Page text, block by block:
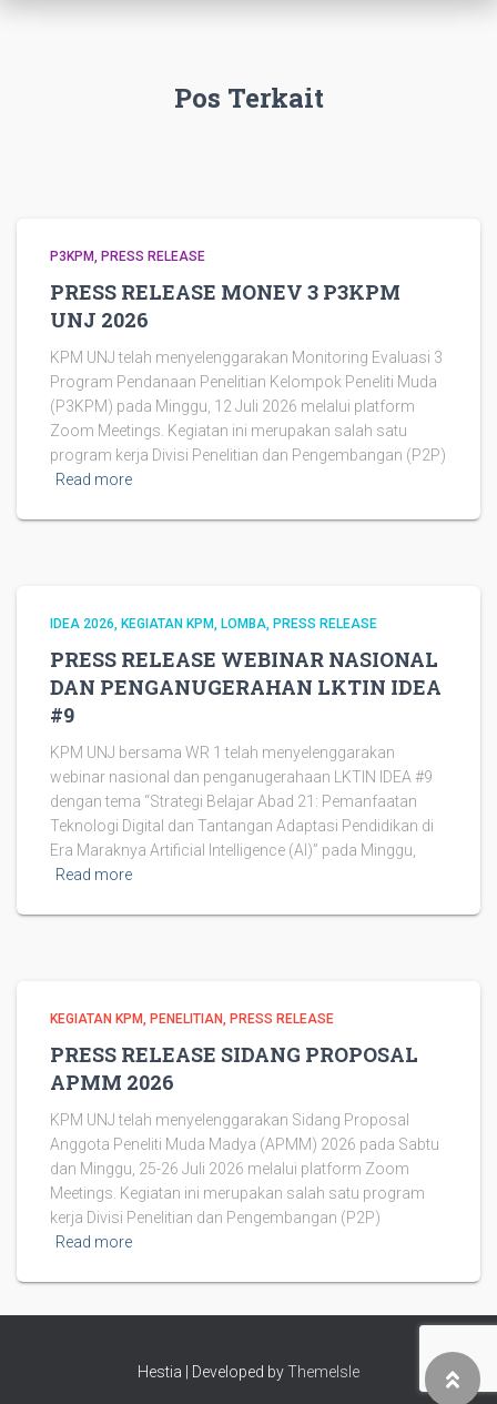
Pos Terkait
P3KPM PRESS RELEASE
PRESS RELEASE MONEV 3 P3KPM
UNJ 2026
KPM UNJ telah menyelenggarakan Monitoring Evaluasi 3
Program Pendanaan Penelitian Kelompok Peneliti Muda
(P3KPM) pada Minggu, 12 Juli 2026 melalui platform
Zoom Meetings. Kegiatan ini merupakan salah satu
program kerja Divisi Penelitian dan Pengembangan (P2P)
Read more
IDEA 2026 KEGIATAN KPM LOMBA PRESS RELEASE
PRESS RELEASE WEBINAR NASIONAL
DAN PENGANUGERAHAN LKTIN IDEA
#9
KPM UNJ bersama WR 1 telah menyelenggarakan
webinar nasional dan penganugerahaan LKTIN IDEA #9
dengan tema “Strategi Belajar Abad 21: Pemanfaatan
Teknologi Digital dan Tantangan Adaptasi Pendidikan di
Era Maraknya Artificial Intelligence (AI)” pada Minggu,
Read more
KEGIATAN KPM PENELITIAN PRESS RELEASE
PRESS RELEASE SIDANG PROPOSAL
APMM 2026
KPM UNJ telah menyelenggarakan Sidang Proposal
Anggota Peneliti Muda Madya (APMM) 2026 pada Sabtu
dan Minggu, 25-26 Juli 2026 melalui platform Zoom
Meetings. Kegiatan ini merupakan salah satu program
kerja Divisi Penelitian dan Pengembangan (P2P)
Read more
Hestia | Developed byThemeIsle